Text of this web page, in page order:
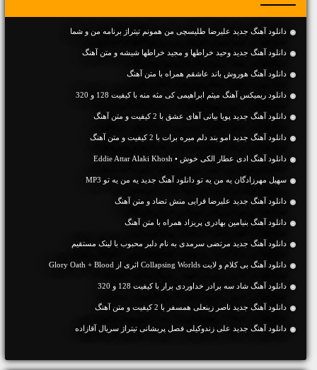
دانلود آهنگ جدید علیرضا طلیسچی من همونم تیتراژ برنامه من و شما
دانلود آهنگ جديد وحید خراطها و مجید خراطها شیشه و متن آهنگ
دانلود آهنگ هوروش باند عاشقم همراه با متن آهنگ
دانلود ریمیکس آهنگ میثم ابراهیمی کی مثه منه با کیفیت 128 و 320
دانلود آهنگ جديد پویا بیاتی آهای عشق با 2 کیفیت و متن آهنگ
دانلود آهنگ جديد امو بند دلم میره برات با 2 کیفیت و متن آهنگ
دانلود آهنگ ادی عطار الکی خوش • Eddie Attar Alaki Khosh
سهیل مهرزادگان یه من یه تو دانلود آهنگ جدید یه من یه تو MP3
دانلود آهنگ جديد علیرضا قرایی منش تضاد و متن آهنگ
دانلود آهنگ بنیامین بهادری پریزاد همراه با متن آهنگ
دانلود آهنگ جديد مرتضی سرمدی به نام دلبر محبوب با لینک مستقیم
دانلود آهنگ بی کلام و لایت Collapsing Worlds اثری از Glory Oath + Blood
دانلود آهنگ شاد سه برادر خداوردی برار با کیفیت 128 و 320
دانلود آهنگ جديد ناصر زینعلی همسفر با 2 کیفیت و متن آهنگ
دانلود آهنگ جدید علی زندوکیلی فصل پریشانی تیتراژ سریال آقازاده